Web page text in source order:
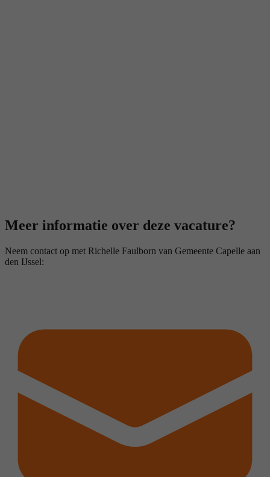
Meer informatie over deze vacature?
Neem contact op met Richelle Faulborn van Gemeente Capelle aan
den IJssel: